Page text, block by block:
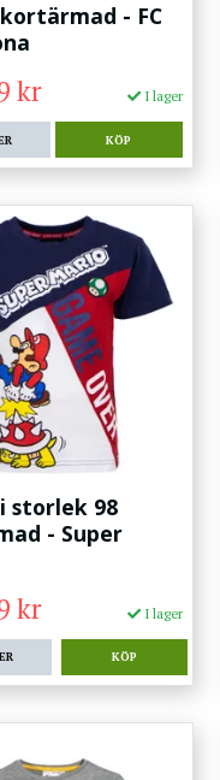
- FC
kr I lager
KÖP
storlek 98
- Super
kr I lager